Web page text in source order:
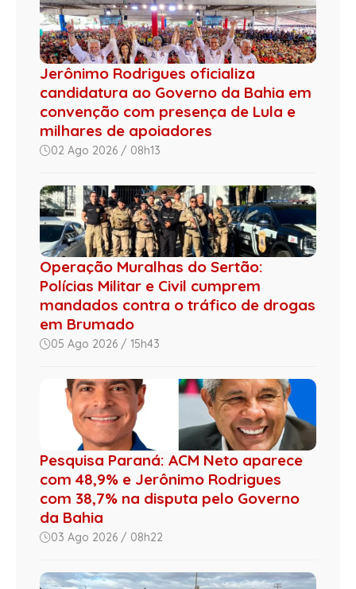
Jerônimo Rodrigues oficializa
candidatura ao Governo da Bahia em
convenção com presença de Lula e
milhares de apoiadores
02 Ago 2026 / 08h13
Operação Muralhas do Sertão:
Polícias Militar e Civil cumprem
mandados contra o tráfico de drogas
em Brumado
05 Ago 2026 / 15h43
Pesquisa Paraná: ACM Neto aparece
com 48,9% e Jerônimo Rodrigues
com 38,7% na disputa pelo Governo
da Bahia
03 Ago 2026 / 08h22